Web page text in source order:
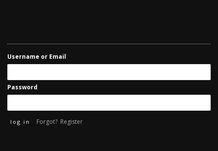
Username or Email
Password
Forgot? Register